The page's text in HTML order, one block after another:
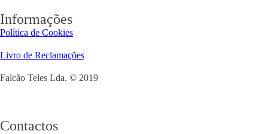
Informações
Política de Cookies
Livro de Reclamações
Falcão Teles Lda. © 2019
Contactos